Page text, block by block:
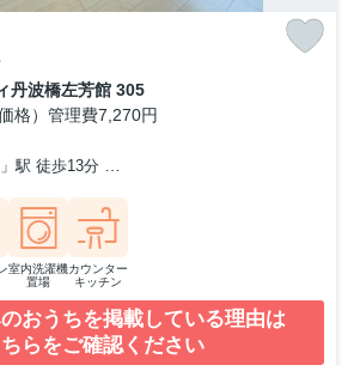
丹波橋左芳館 305
格） 管理費7,270円
駅 徒歩13分
室内洗濯機
置場
カウンター
キッチン
おうちを掲載している理由は
らをご確認ください